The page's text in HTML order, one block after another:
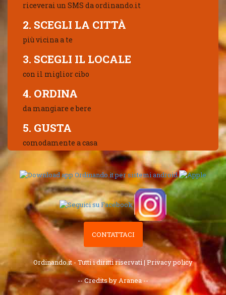
riceverai un SMS da ordinando.it
2. SCEGLI LA CITTÀ
più vicina a te
3. SCEGLI IL LOCALE
con il miglior cibo
4. ORDINA
da mangiare e bere
5. GUSTA
comodamente a casa
CONTATTACI
Ordinando.it - Tutti i diritti riservati | Privacy policy
-- Credits by Aranea --